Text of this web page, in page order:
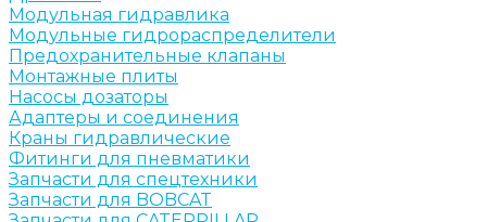
Модульная гидравлика
Модульные гидрораспределители
Предохранительные клапаны
Монтажные плиты
Насосы дозаторы
Адаптеры и соединения
Краны гидравлические
Фитинги для пневматики
Запчасти для спецтехники
Запчасти для BOBCAT